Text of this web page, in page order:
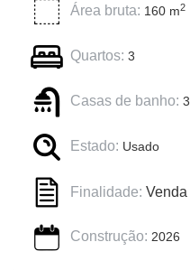
Área bruta: 160 m2
Quartos: 3
Casas de banho: 3
Estado: Usado
Finalidade: Venda
Construção: 2026